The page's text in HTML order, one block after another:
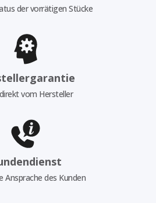
der vorrätigen Stücke
vom Hersteller
Ansprache des Kunden